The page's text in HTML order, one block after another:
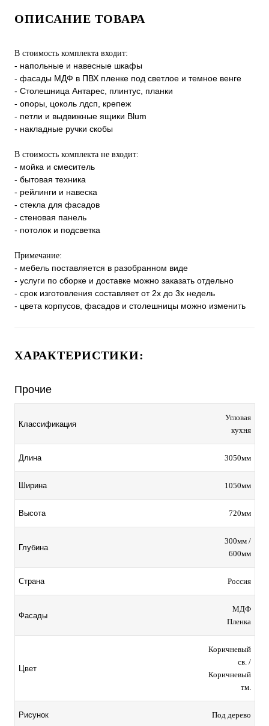
ОПИСАНИЕ ТОВАРА
В стоимость комплекта входит:
- напольные и навесные шкафы
- фасады МДФ в ПВХ пленке под светлое и темное венге
- Столешница Антарес, плинтус, планки
- опоры, цоколь лдсп, крепеж
- петли и выдвижные ящики Blum
- накладные ручки скобы
В стоимость комплекта не входит:
- мойка и смеситель
- бытовая техника
- рейлинги и навеска
- стекла для фасадов
- стеновая панель
- потолок и подсветка
Примечание:
- мебель поставляется в разобранном виде
- услуги по сборке и доставке можно заказать отдельно
- срок изготовления составляет от 2х до 3х недель
- цвета корпусов, фасадов и столешницы можно изменить
ХАРАКТЕРИСТИКИ:
Прочие
Классификация
Угловая
кухня
Длина 3050мм
Ширина 1050мм
Высота 720мм
Глубина
300мм /
600мм
Страна Россия
Фасады
МДФ
Пленка
Цвет
Коричневый
св. /
Коричневый
тм.
Рисунок Под дерево